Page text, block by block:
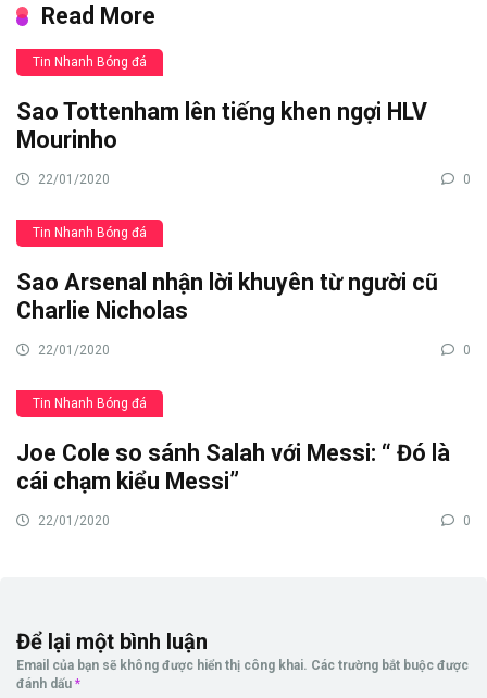
Read More
Tin Nhanh Bóng đá
Sao Tottenham lên tiếng khen ngợi HLV
Mourinho
22/01/2020 0
Tin Nhanh Bóng đá
Sao Arsenal nhận lời khuyên từ người cũ
Charlie Nicholas
22/01/2020 0
Tin Nhanh Bóng đá
Joe Cole so sánh Salah với Messi: “ Đó là
cái chạm kiểu Messi”
22/01/2020 0
Để lại một bình luận
Email của bạn sẽ không được hiển thị công khai. Các trường bắt buộc được
đánh dấu *